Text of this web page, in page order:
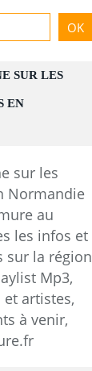
SUR LES
EN
au
les infos et
sur la région
Mp3,
artistes,
à venir,